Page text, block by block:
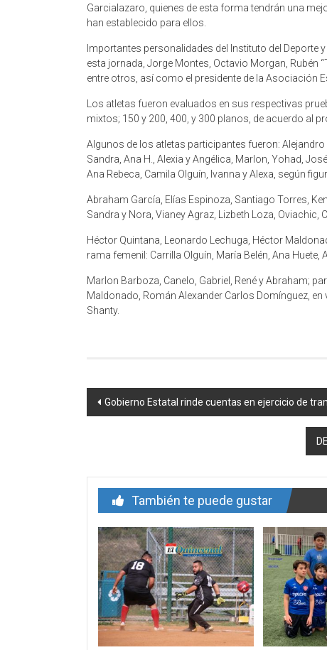
Garcialazaro, quienes de esta forma tendrán una
han establecido para ellos.
Importantes personalidades del Instituto del Deporte
esta jornada, Jorge Montes, Octavio Morgan, Rubén
entre otros, así como el presidente de la Asociación
Los atletas fueron evaluados en sus respectivas
mixtos; 150 y 200, 400, y 300 planos, de acuerdo al
Algunos de los atletas participantes fueron: Alejandro
Sandra, Ana H., Alexia y Angélica, Marlon, Yohad,
Ana Rebeca, Camila Olguín, Ivanna y Alexa, según
Abraham García, Elías Espinoza, Santiago Torres,
Sandra y Nora, Vianey Agraz, Lizbeth Loza, Oviachic,
Héctor Quintana, Leonardo Lechuga, Héctor
rama femenil: Carrilla Olguín, María Belén, Ana Huete,
Marlon Barboza, Canelo, Gabriel, René y Abraham;
Maldonado, Román Alexander Carlos Domínguez, en
Shanty.
Navegación
Gobierno Estatal rinde cuentas en ejercicio de
También te puede gustar